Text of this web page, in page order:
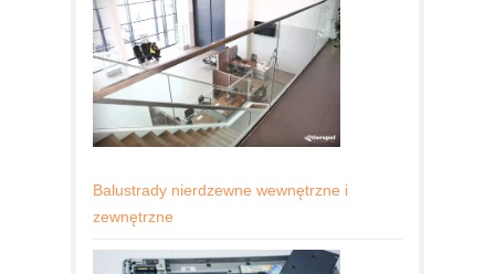
Balustrady nierdzewne wewnętrzne i
zewnętrzne